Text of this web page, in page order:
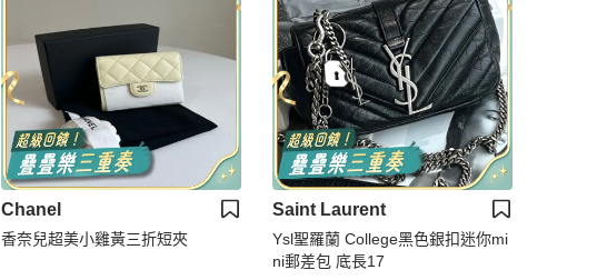
Chanel
香奈兒超美小雞黃三折短夾
Saint Laurent
Ysl聖羅蘭 College黑色銀扣迷你mi
ni郵差包 底長17